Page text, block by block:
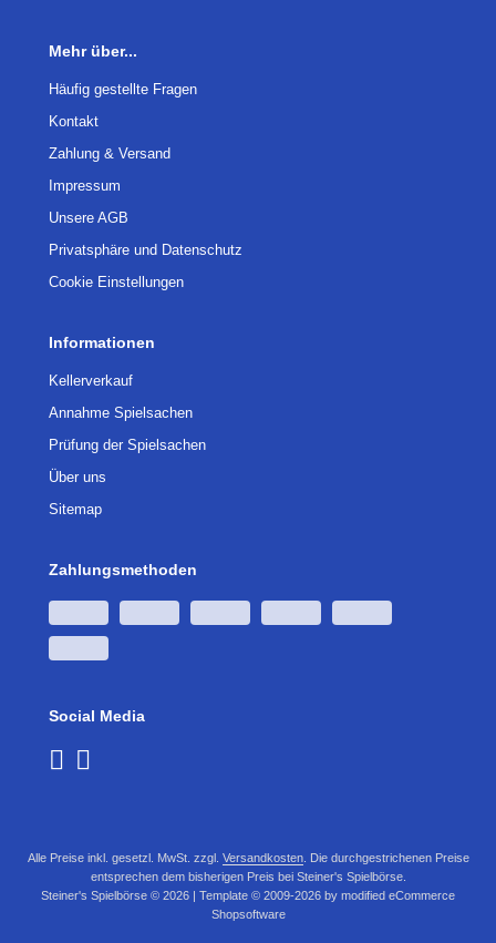
Mehr über...
Häufig gestellte Fragen
Kontakt
Zahlung & Versand
Impressum
Unsere AGB
Privatsphäre und Datenschutz
Cookie Einstellungen
Informationen
Kellerverkauf
Annahme Spielsachen
Prüfung der Spielsachen
Über uns
Sitemap
Zahlungsmethoden
Social Media
Alle Preise inkl. gesetzl. MwSt. zzgl. Versandkosten. Die durchgestrichenen Preise
entsprechen dem bisherigen Preis bei Steiner's Spielbörse.
Steiner's Spielbörse © 2026 | Template © 2009-2026 by modified eCommerce
Shopsoftware